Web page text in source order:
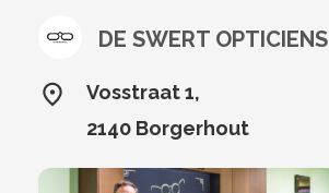
DE SWERT OPTICIENS
Vosstraat 1,
2140 Borgerhout